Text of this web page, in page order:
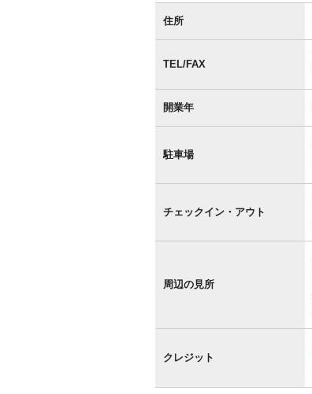
本住所
TEL/FAX
開業年
駐車場
チェックイン・アウト
周辺の見所
クレジット